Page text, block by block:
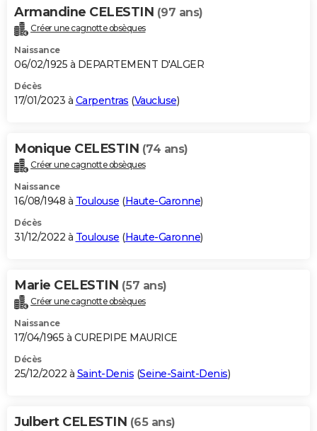
Armandine CELESTIN (97 ans)
Créer une cagnotte obsèques
Naissance
06/02/1925 à DEPARTEMENT D'ALGER
Décès
17/01/2023 à Carpentras (Vaucluse)
Monique CELESTIN (74 ans)
Créer une cagnotte obsèques
Naissance
16/08/1948 à Toulouse (Haute-Garonne)
Décès
31/12/2022 à Toulouse (Haute-Garonne)
Marie CELESTIN (57 ans)
Créer une cagnotte obsèques
Naissance
17/04/1965 à CUREPIPE MAURICE
Décès
25/12/2022 à Saint-Denis (Seine-Saint-Denis)
Julbert CELESTIN (65 ans)